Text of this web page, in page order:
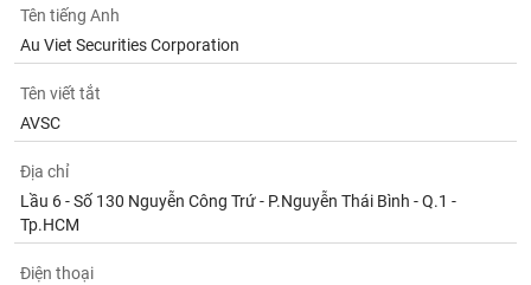
Tên tiếng Anh
Au Viet Securities Corporation
Tên viết tắt
AVSC
Địa chỉ
Lầu 6 - Số 130 Nguyễn Công Trứ - P.Nguyễn Thái Bình - Q.1 -
Tp.HCM
Điện thoại